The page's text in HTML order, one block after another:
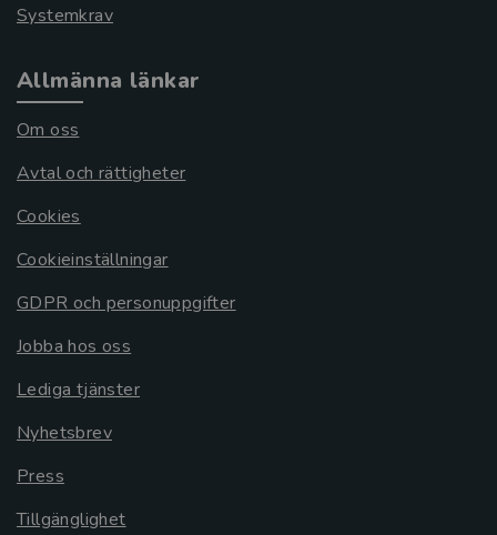
Systemkrav
Allmänna länkar
Om oss
Avtal och rättigheter
Cookies
Cookieinställningar
GDPR och personuppgifter
Jobba hos oss
Lediga tjänster
Nyhetsbrev
Press
Tillgänglighet